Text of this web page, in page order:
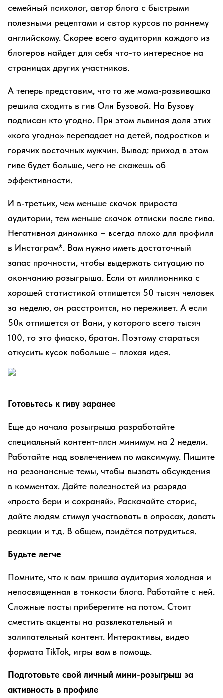
семейный психолог, автор блога с быстрыми
полезными рецептами и автор курсов по раннему
английскому. Скорее всего аудитория каждого из
блогеров найдет для себя что-то интересное на
страницах других участников.
А теперь представим, что та же мама-развивашка
решила сходить в гив Оли Бузовой. На Бузову
подписан кто угодно. При этом львиная доля этих
«кого угодно» перепадает на детей, подростков и
горячих восточных мужчин. Вывод: приход в этом
гиве будет больше, чего не скажешь об
эффективности.
И в-третьих, чем меньше скачок прироста
аудитории, тем меньше скачок отписки после гива.
Негативная динамика – всегда плохо для профиля
в Инстаграм*. Вам нужно иметь достаточный
запас прочности, чтобы выдержать ситуацию по
окончанию розыгрыша. Если от миллионника с
хорошей статистикой отпишется 50 тысяч человек
за неделю, он расстроится, но переживет. А если
50к отпишется от Вани, у которого всего тысяч
100, то это фиаско, братан. Поэтому стараться
откусить кусок побольше – плохая идея.
Готовьтесь к гиву заранее
Еще до начала розыгрыша разработайте
специальный контент-план минимум на 2 недели.
Работайте над вовлечением по максимуму. Пишите
на резонансные темы, чтобы вызвать обсуждения
в комментах. Дайте полезностей из разряда
«просто бери и сохраняй». Раскачайте сторис,
дайте людям стимул участвовать в опросах, давать
реакции и т.д. В общем, придётся потрудиться.
Будьте легче
Помните, что к вам пришла аудитория холодная и
непосвященная в тонкости блога. Работайте с ней.
Сложные посты приберегите на потом. Стоит
сместить акценты на развлекательный и
залипательный контент. Интерактивы, видео
формата TikTok, игры вам в помощь.
Подготовьте свой личный мини-розыгрыш за
активность в профиле